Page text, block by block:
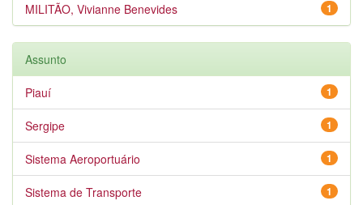
1
MILITÃO, Vivianne Benevides
Assunto
1
Piauí
1
Sergipe
1
Sistema Aeroportuário
1
Sistema de Transporte